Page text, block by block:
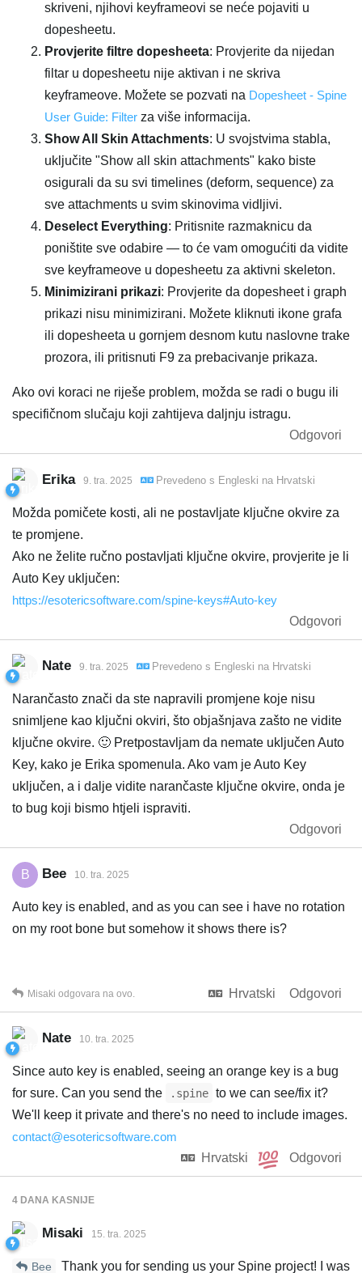
skriveni, njihovi keyframeovi se neće pojaviti u
dopesheetu.
Provjerite filtre dopesheeta: Provjerite da nijedan
filtar u dopesheetu nije aktivan i ne skriva
keyframeove. Možete se pozvati na Dopesheet - Spine
User Guide: Filter za više informacija.
Show All Skin Attachments: U svojstvima stabla,
uključite "Show all skin attachments" kako biste
osigurali da su svi timelines (deform, sequence) za
sve attachments u svim skinovima vidljivi.
Deselect Everything: Pritisnite razmaknicu da
poništite sve odabire — to će vam omogućiti da vidite
sve keyframeove u dopesheetu za aktivni skeleton.
Minimizirani prikazi: Provjerite da dopesheet i graph
prikazi nisu minimizirani. Možete kliknuti ikone grafa
ili dopesheeta u gornjem desnom kutu naslovne trake
prozora, ili pritisnuti F9 za prebacivanje prikaza.
Ako ovi koraci ne riješe problem, možda se radi o bugu ili
specifičnom slučaju koji zahtijeva daljnju istragu.
Odgovori
Erika 9. tra. 2025 Prevedeno s Engleski na Hrvatski
Možda pomičete kosti, ali ne postavljate ključne okvire za
te promjene.
Ako ne želite ručno postavljati ključne okvire, provjerite je li
Auto Key uključen:
https://esotericsoftware.com/spine-keys#Auto-key
Odgovori
Nate 9. tra. 2025 Prevedeno s Engleski na Hrvatski
Narančasto znači da ste napravili promjene koje nisu
snimljene kao ključni okviri, što objašnjava zašto ne vidite
ključne okvire. 🙂 Pretpostavljam da nemate uključen Auto
Key, kako je Erika spomenula. Ako vam je Auto Key
uključen, a i dalje vidite narančaste ključne okvire, onda je
to bug koji bismo htjeli ispraviti.
Odgovori
B Bee 10. tra. 2025
Auto key is enabled, and as you can see i have no rotation
on my root bone but somehow it shows there is?
Hrvatski Odgovori
Misaki odgovara na ovo.
Nate 10. tra. 2025
Since auto key is enabled, seeing an orange key is a bug
for sure. Can you send the
.spine to we can see/fix it?
We'll keep it private and there's no need to include images.
contact@esotericsoftware.com
Hrvatski
Odgovori
4 DANA KASNIJE
Misaki 15. tra. 2025
Bee Thank you for sending us your Spine project! I was